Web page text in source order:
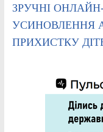
ЗРУЧНІ
УСИНОВЛЕННЯ
ПРИХИСТКУ